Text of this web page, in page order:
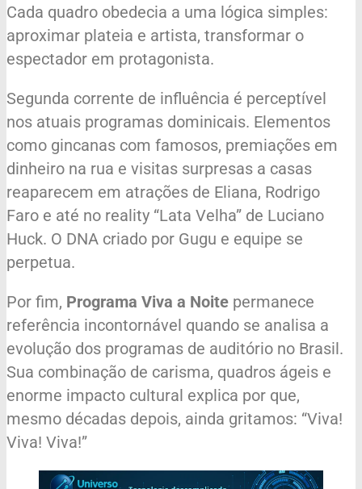
Cada quadro obedecia a uma lógica simples:
aproximar plateia e artista, transformar o
espectador em protagonista.
Segunda corrente de influência é perceptível
nos atuais programas dominicais. Elementos
como gincanas com famosos, premiações em
dinheiro na rua e visitas surpresas a casas
reaparecem em atrações de Eliana, Rodrigo
Faro e até no reality “Lata Velha” de Luciano
Huck. O DNA criado por Gugu e equipe se
perpetua.
Por fim, Programa Viva a Noite permanece
referência incontornável quando se analisa a
evolução dos programas de auditório no Brasil.
Sua combinação de carisma, quadros ágeis e
enorme impacto cultural explica por que,
mesmo décadas depois, ainda gritamos: “Viva!
Viva! Viva!”